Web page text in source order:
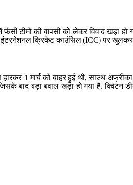
टीमों की वापसी को लेकर विवाद खड़ा
क्रिकेट काउंसिल (ICC) पर खुलकर
1 मार्च को बाहर हुई थी, साउथ
बाद बड़ा बवाल खड़ा हो गया है.